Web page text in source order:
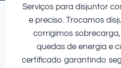
Serviços para disjuntor
e preciso. Trocamos
corrigimos
quedas de energia e
certificado garantindo